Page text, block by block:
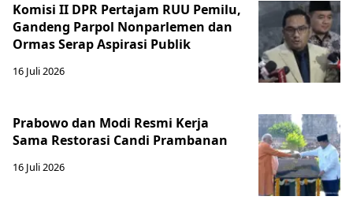
Komisi II DPR Pertajam RUU Pemilu,
Gandeng Parpol Nonparlemen dan
Ormas Serap Aspirasi Publik
16 Juli 2026
Prabowo dan Modi Resmi Kerja
Sama Restorasi Candi Prambanan
16 Juli 2026